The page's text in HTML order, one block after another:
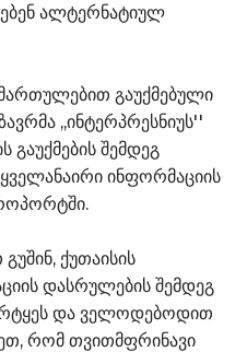
ალტერნატიულ
გაუქმებული
,,ინტერპრესნიუს''
გაუქმების შემდეგ
ინფორმაციის
ქუთაისის
დასრულების შემდეგ
და ველოდებოდით
რომ თვითმფრინავი